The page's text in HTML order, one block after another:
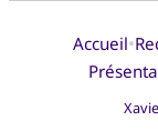
Accueil•